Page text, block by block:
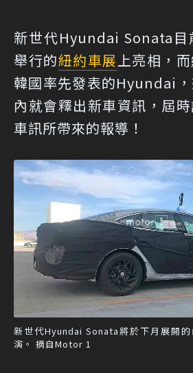
新世代Hyundai Sonata目
舉行的紐約車展上亮相，
韓國率先發表的Hyundai
內就會釋出新車資訊，屆
車訊所帶來的報導！
新世代Hyundai Sonata將於下月展開
演。 摘自Motor 1